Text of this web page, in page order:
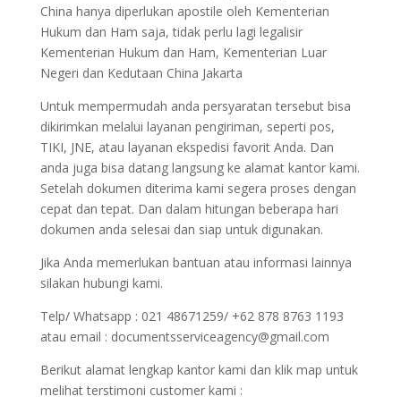
China hanya diperlukan apostile oleh Kementerian
Hukum dan Ham saja, tidak perlu lagi legalisir
Kementerian Hukum dan Ham, Kementerian Luar
Negeri dan Kedutaan China Jakarta
Untuk mempermudah anda persyaratan tersebut bisa
dikirimkan melalui layanan pengiriman, seperti pos,
TIKI, JNE, atau layanan ekspedisi favorit Anda. Dan
anda juga bisa datang langsung ke alamat kantor kami.
Setelah dokumen diterima kami segera proses dengan
cepat dan tepat. Dan dalam hitungan beberapa hari
dokumen anda selesai dan siap untuk digunakan.
Jika Anda memerlukan bantuan atau informasi lainnya
silakan hubungi kami.
Telp/ Whatsapp : 021 48671259/ +62 878 8763 1193
atau email : documentsserviceagency@gmail.com
Berikut alamat lengkap kantor kami dan klik map untuk
melihat terstimoni customer kami :